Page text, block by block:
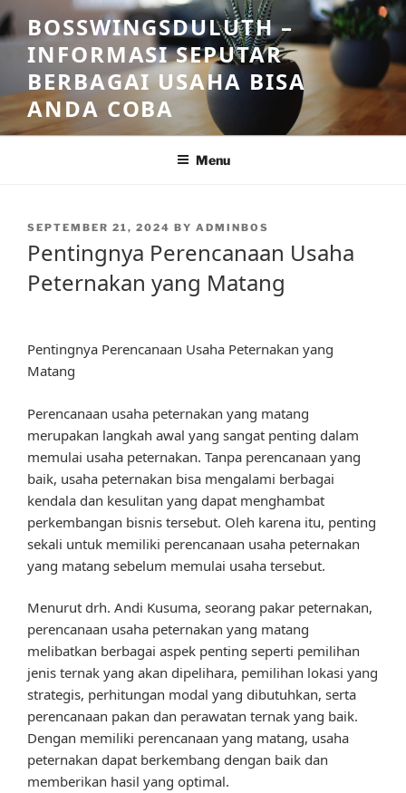
Skip
to
content
BOSSWINGSDULUTH –
INFORMASI SEPUTAR
BERBAGAI USAHA BISA
ANDA COBA
Menu
POSTED
SEPTEMBER 21, 2024 BY ADMINBOS
Pentingnya Perencanaan Usaha
Peternakan yang Matang
Pentingnya Perencanaan Usaha Peternakan yang
Matang
Perencanaan usaha peternakan yang matang
merupakan langkah awal yang sangat penting dalam
memulai usaha peternakan. Tanpa perencanaan yang
baik, usaha peternakan bisa mengalami berbagai
kendala dan kesulitan yang dapat menghambat
perkembangan bisnis tersebut. Oleh karena itu, penting
sekali untuk memiliki perencanaan usaha peternakan
yang matang sebelum memulai usaha tersebut.
Menurut drh. Andi Kusuma, seorang pakar peternakan,
perencanaan usaha peternakan yang matang
melibatkan berbagai aspek penting seperti pemilihan
jenis ternak yang akan dipelihara, pemilihan lokasi yang
strategis, perhitungan modal yang dibutuhkan, serta
perencanaan pakan dan perawatan ternak yang baik.
Dengan memiliki perencanaan yang matang, usaha
peternakan dapat berkembang dengan baik dan
memberikan hasil yang optimal.